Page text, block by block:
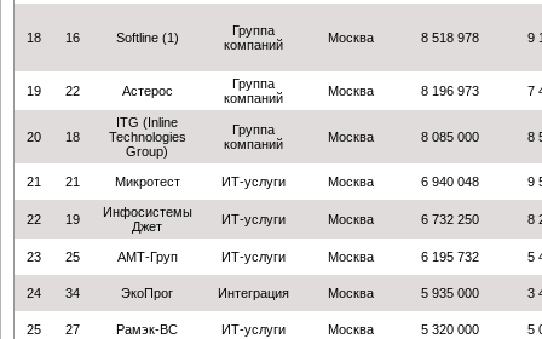
18 16 Softline (1)
Группа
компаний
Москва 8 518 978 9
19 22 Астерос
Группа
компаний
Москва 8 196 973 7
20 18
ITG (Inline
Technologies
Group)
Группа
компаний
Москва 8 085 000 8
21 21 Микротест ИТ-услуги Москва 6 940 048 9
22 19
Инфосистемы
Джет
ИТ-услуги Москва 6 732 250 8
23 25 АМТ-Груп ИТ-услуги Москва 6 195 732 5
24 34 ЭкоПрог Интеграция Москва 5 935 000 3
25 27 Рамэк-ВС ИТ-услуги Москва 5 320 000 5